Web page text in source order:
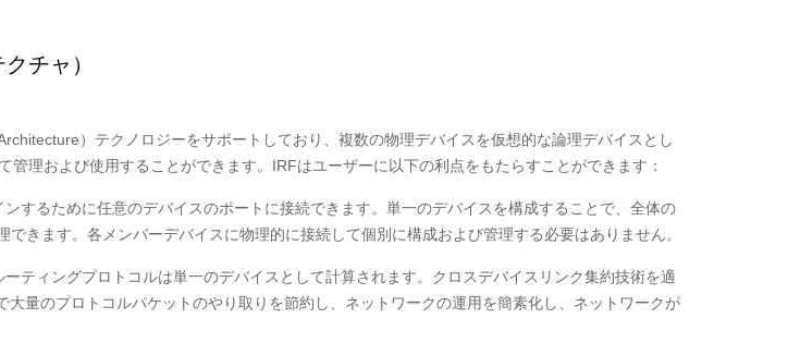
チャ）
）テクノロジーをサポートしており、複数の物理デバイスを仮想的な論理デバイスとし
理および使用することができます。IRFはユーザーに以下の利点をもたらすことができます：
するために任意のデバイスのポートに接続できます。単一のデバイスを構成することで、全体の
きます。各メンバーデバイスに物理的に接続して個別に構成および管理する必要はありません。
ティングプロトコルは単一のデバイスとして計算されます。クロスデバイスリンク集約技術を適
量のプロトコルパケットのやり取りを節約し、ネットワークの運用を簡素化し、ネットワークが